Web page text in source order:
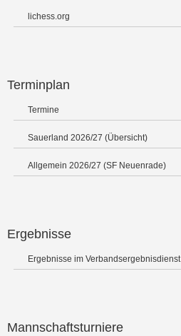
lichess.org
Terminplan
Termine
Sauerland 2026/27 (Übersicht)
Allgemein 2026/27 (SF Neuenrade)
Ergebnisse
Ergebnisse im Verbandsergebnisdienst
Mannschaftsturniere